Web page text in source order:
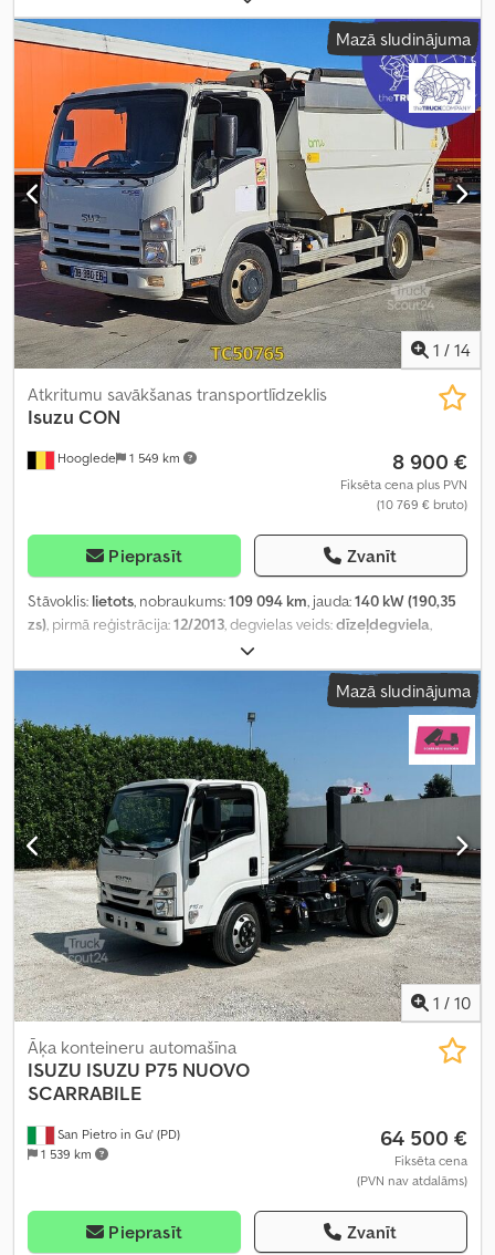
Aprīkojums:ABS, centrālā atslēga, elektroniskā stabilitātes
programma (ESP), gaisa kondicionēšana
Mazā sludinājuma
1 / 14
Hooglede 1 549 km
Atkritumu savākšanas transportlīdzeklis
Isuzu CON
8 900 €
Fiksēta cena plus PVN
(10 769 € bruto)
Pieprasīt Zvanīt
Stāvoklis: lietots, nobraukums:109 094 km, jauda:140 kW (190,35
zs), pirmā reģistrācija:12/2013, degvielas veids:dīzeļdegviela,
, asu konfigurācija:
2 800 mm, degviela:dīzeļdegviela, bremzes:dzinēja
dienas kabīne, emisijas
klase:
tērauds
6 000
mm, kopējais platums:2 150 mm , kopējais augstums: 2 650 mm,
Ražošanas gads:2013, Aprīkojums:centrālā atslēga, elektriskais
logu regulators, elektriski regulējams spogulis,
Mazā sludinājuma
1 / 10
San Pietro in Gu' (PD)
1 539 km
Āķa konteineru automašīna
ISUZU ISUZU P75 NUOVO
SCARRABILE
64 500 €
Fiksēta cena
(PVN nav atdalāms)
Pieprasīt Zvanīt